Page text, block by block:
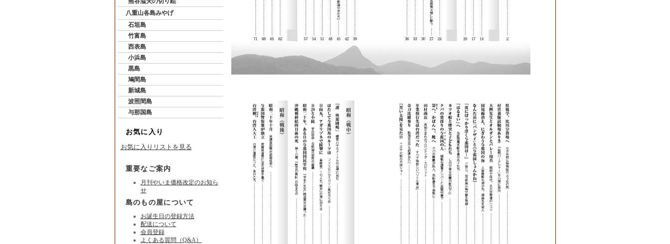
八重山各島みやげ
石垣島
竹富島
西表島
小浜島
黒島
鳩間島
新城島
波照間島
与那国島
お気に入り
お気に入りリストを見る
重要なご案内
月刊やいま価格改定のお知ら
せ
島のもの屋について
お誕生日の登録方法
配送について
会員登録
よくある質問（Q&A）